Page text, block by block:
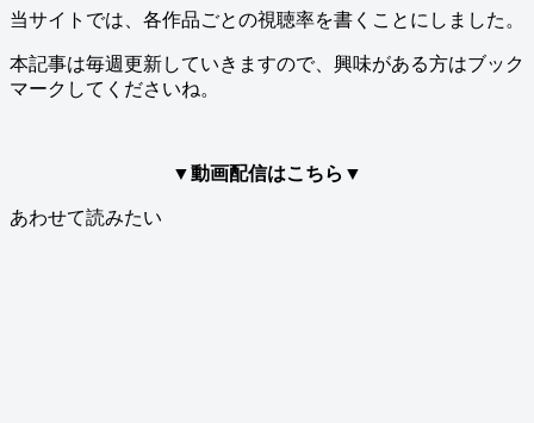
当サイトでは、各作品ごとの視聴率を書くことにしました。
本記事は毎週更新していきますので、興味がある方はブック
マークしてくださいね。
▼動画配信はこちら▼
あわせて読みたい